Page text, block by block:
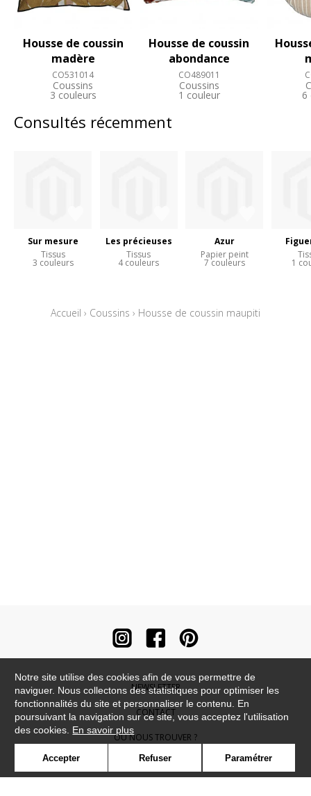
Housse de coussin
madère
CO531014
Coussins
3 couleurs
Housse de coussin
abondance
CO489011
Coussins
1 couleur 6
Consultés récemment
Sur mesure
Tissus
3 couleurs
Les précieuses
Tissus
4 couleurs
Azur
Papier peint
7 couleurs 1
Accueil › Coussins › Housse de coussin maupiti
NEWSLETTER
CONTACT
OÙ NOUS TROUVER ?
CONTRACT
Notre site utilise des cookies afin de vous permettre de
naviguer. Nous collectons des statistiques pour optimiser les
fonctionnalités du site et personnaliser le contenu. En
poursuivant la navigation sur ce site, vous acceptez l'utilisation
des cookies. En savoir plus
Accepter Refuser Paramétrer